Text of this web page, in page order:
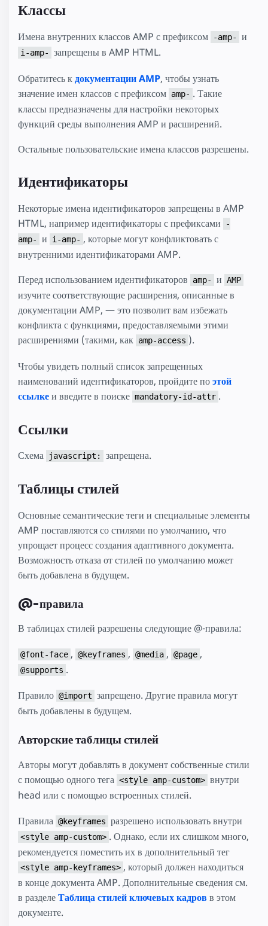
Классы
Имена внутренних классов AMP с префиксом -amp- и
i-amp-
запрещены в AMP HTML.
Обратитесь кдокументации AMP, чтобы узнать
значение имен классов с префиксом amp- . Такие
классы предназначены для настройки некоторых
функций среды выполнения AMP и расширений.
Остальные пользовательские имена классов разрешены.
Идентификаторы
Некоторые имена идентификаторов запрещены в AMP
HTML, например идентификаторы с префиксами
-
amp-
и i-amp- , которые могут конфликтовать с
внутренними идентификаторами AMP.
Перед использованием идентификаторов
amp- и AMP
изучите соответствующие расширения, описанные в
документации AMP, — это позволит вам избежать
конфликта с функциями, предоставляемыми этими
расширениями (такими, как amp-access ).
Чтобы увидеть полный список запрещенных
наименований идентификаторов, пройдите поэтой
ссылкеи введите в поиске mandatory-id-attr .
Ссылки
Схема javascript: запрещена.
Таблицы стилей
Основные семантические теги и специальные элементы
AMP поставляются со стилями по умолчанию, что
упрощает процесс создания адаптивного документа.
Возможность отказа от стилей по умолчанию может
быть добавлена в будущем.
@-правила
В таблицах стилей разрешены следующие @-правила:
@font-face , @keyframes , @media , @page ,
@supports .
Правило @import запрещено. Другие правила могут
быть добавлены в будущем.
Авторские таблицы стилей
Авторы могут добавлять в документ собственные стили
с помощью одного тега <style amp-custom> внутри
head или с помощью встроенных стилей.
Правила @keyframes разрешено использовать внутри
<style amp-custom> . Однако, если их слишком много,
рекомендуется поместить их в дополнительный тег
<style amp-keyframes> , который должен находиться
в конце документа AMP. Дополнительные сведения см.
в разделеТаблица стилей ключевых кадровв этом
документе.